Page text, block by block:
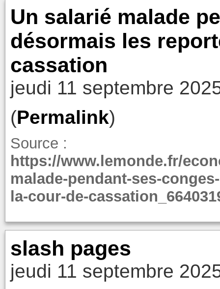
Un salarié malade
désormais les
cassation
jeudi 11 septembre
(Permalink)
Source :
https://www.lemonde.fr/
malade-pendant-ses-
la-cour-de-
slash pages
jeudi 11 septembre